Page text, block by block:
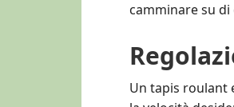
camminare su di
Un tapis roulant